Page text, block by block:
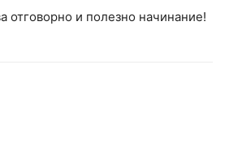
отговорно и полезно начинание!